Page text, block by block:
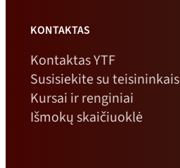
KONTAKTAS
Kontaktas YTF
Susisiekite su teisininkais
Kursai ir renginiai
Išmokų skaičiuoklė